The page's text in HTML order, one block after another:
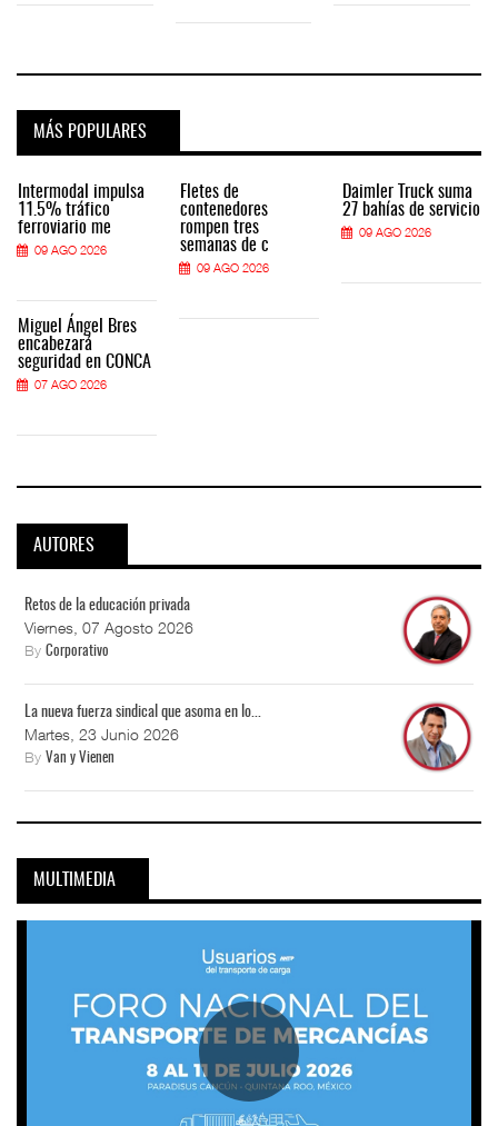
MÁS POPULARES
Intermodal impulsa
11.5% tráfico
ferroviario me
09 AGO 2026
Miguel Ángel Bres
encabezará
seguridad en CONCA
07 AGO 2026
Fletes de
contenedores
rompen tres
semanas de c
09 AGO 2026
Daimler Truck suma
27 bahías de servicio
09 AGO 2026
AUTORES
Retos de la educación privada
Viernes, 07 Agosto 2026
By Corporativo
La nueva fuerza sindical que asoma en lo...
Martes, 23 Junio 2026
By Van y Vienen
MULTIMEDIA